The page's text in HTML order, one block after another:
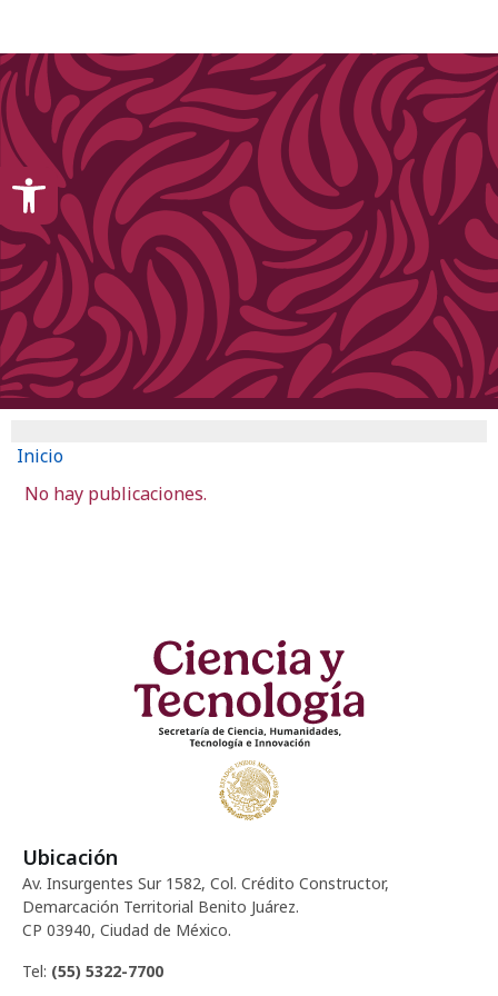
Inicio
No hay publicaciones.
Ubicación
Av. Insurgentes Sur 1582, Col. Crédito Constructor,
Demarcación Territorial Benito Juárez.
CP 03940, Ciudad de México.
Tel: (55) 5322-7700
Open toolbar